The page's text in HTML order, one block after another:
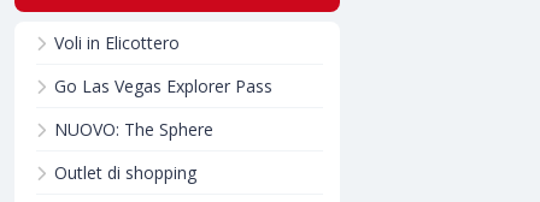
Voli in Elicottero
Go Las Vegas Explorer Pass
NUOVO: The Sphere
Outlet di shopping